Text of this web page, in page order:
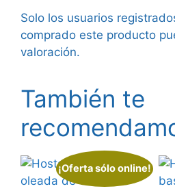
Solo los usuarios
comprado este producto
valoración.
También te
¡Oferta sólo online!